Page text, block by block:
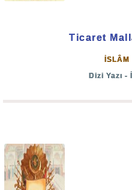
Ticaret
İSLÂM
Dizi Yazı